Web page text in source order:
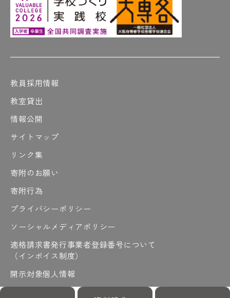
教員採用情報
教室貸出
情報公開
サイトマップ
リンク集
寄附のお願い
寄附行為
プライバシーポリシー
ソーシャルメディアポリシー
適格請求書発行事業者登録番号について
（インボイス制度）
開示対象個人情報